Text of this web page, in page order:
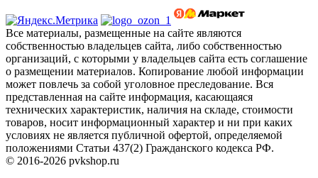
Все материалы, размещенные на сайте являются
собственностью владельцев сайта, либо собственностью
организаций, с которыми у владельцев сайта есть соглашение
о размещении материалов. Копирование любой информации
может повлечь за собой уголовное преследование. Вся
представленная на сайте информация, касающаяся
технических характеристик, наличия на складе, стоимости
товаров, носит информационный характер и ни при каких
условиях не является публичной офертой, определяемой
положениями Статьи 437(2) Гражданского кодекса РФ.
© 2016-2026 pvkshop.ru